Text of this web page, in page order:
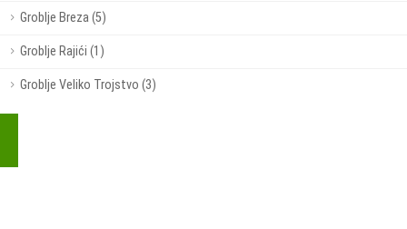
Groblje Breza (5)
Groblje Rajići (1)
Groblje Veliko Trojstvo (3)